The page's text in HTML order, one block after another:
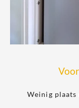
Weinig plaats